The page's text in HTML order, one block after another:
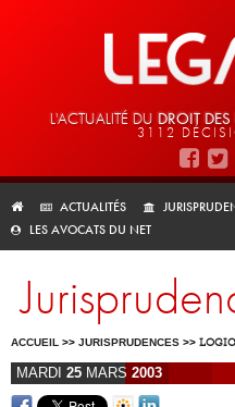
L'ACTUALITÉ DU DROIT DES
3112
ACTUALITÉS
LES AVOCATS DU NET
ACCUEIL >> JURISPRUDENCES >>
MARDI 25 MARS 2003